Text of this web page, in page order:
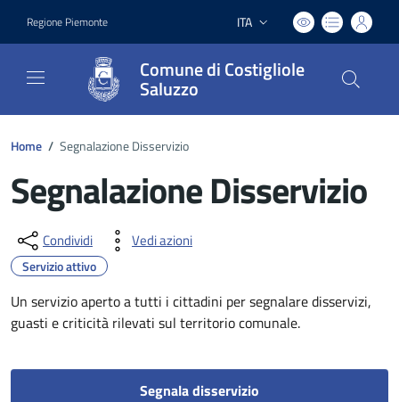
Regione Piemonte Lingua attiva:
ITA
Comune di Costigliole
Saluzzo
Home / Segnalazione Disservizio
Segnalazione Disservizio
Dettagli del documento
Condividi Vedi azioni
Servizio attivo
Un servizio aperto a tutti i cittadini per segnalare disservizi,
guasti e criticità rilevati sul territorio comunale.
Segnala disservizio